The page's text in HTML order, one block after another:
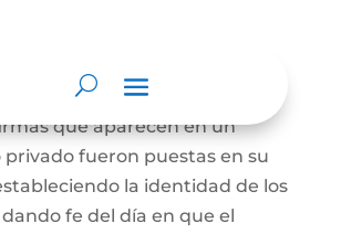
notario da testimonio escrito
que aparecen en un
fueron puestas en su
la identidad de los
fe del día en que el